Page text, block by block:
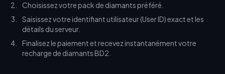
Choisissez votre pack de diamants préféré.
Saisissez votre identifiant utilisateur (User ID) exact et les
détails du serveur.
Finalisez le paiement et recevez instantanément votre
recharge de diamants BD2.